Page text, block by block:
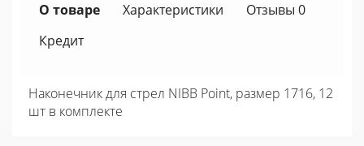
О товаре Характеристики
Отзывы 0
Кредит
Наконечник для стрел NIBB Point, размер 1716, 12
шт в комплекте